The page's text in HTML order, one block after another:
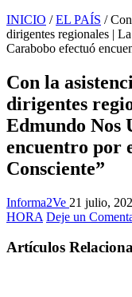
INICIO / EL PAÍS /
dirigentes regionales |
Carabobo efectuó
Con la
dirigentes
Edmundo Nos
encuentro por
Consciente”
Informa2Ve 21 julio,
HORA Deje un
Artículos